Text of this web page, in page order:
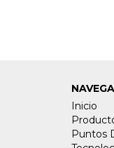
Inicio
Puntos